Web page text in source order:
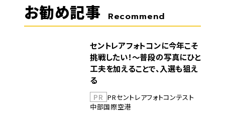
お勧め記事 Recommend
セントレアフォトコンに今年こそ
挑戦したい！～普段の写真にひと
工夫を加えることで、入選も狙え
る
PR PRセントレアフォトコンテスト
中部国際空港